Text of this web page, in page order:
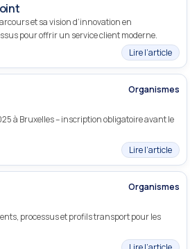
et sa vision d’innovation en
pour offrir un service client moderne.
Lire l’article
Organismes
à Bruxelles – inscription obligatoire avant le
Lire l’article
Organismes
processus et profils transport pour les